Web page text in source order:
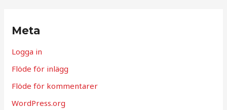
Meta
Logga in
Flöde för inlägg
Flöde för kommentarer
WordPress.org